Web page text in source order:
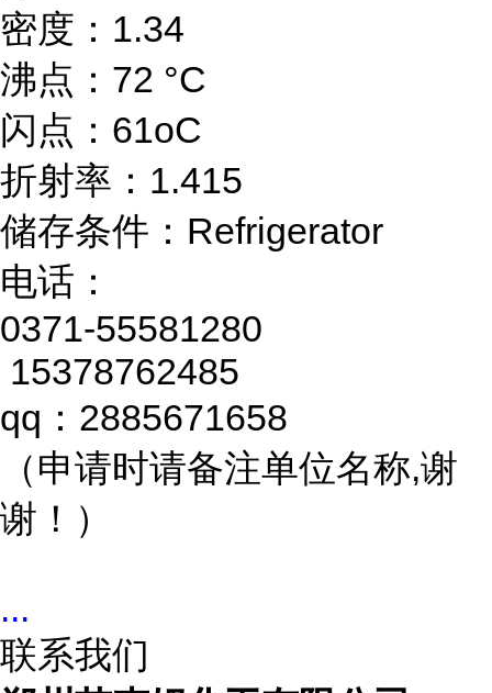
密度：1.34
沸点：72 °C
闪点：61oC
折射率：1.415
储存条件：Refrigerator
电话：
0371-55581280
15378762485
qq：2885671658
（申请时请备注单位名称,谢
谢！）
...
联系我们